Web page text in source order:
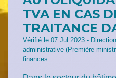
TVA EN CAS
TRAITANCE
Vérifié le 07 Jul 2023 -
administrative (Première
finances